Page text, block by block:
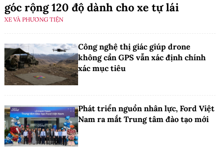
góc rộng 120 độ dành cho xe tự lái
XE VÀ PHƯƠNG TIỆN
Công nghệ thị giác giúp drone
không cần GPS vẫn xác định chính
xác mục tiêu
Phát triển nguồn nhân lực, Ford Việt
Nam ra mắt Trung tâm đào tạo mới